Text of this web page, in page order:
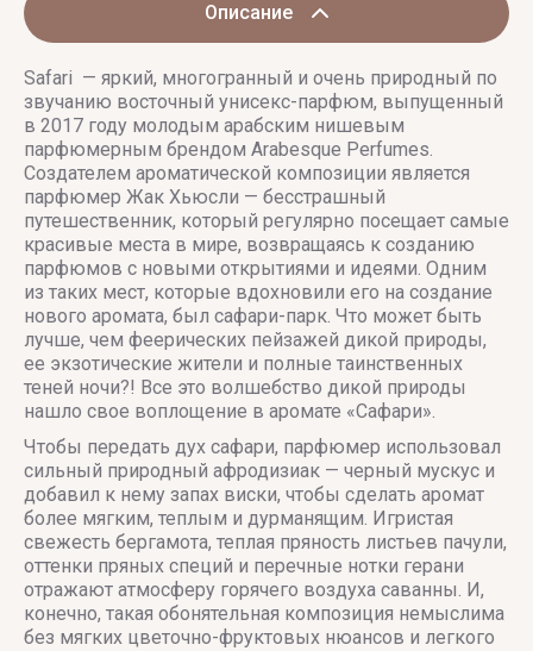
Описание
Safari — яркий, многогранный и очень природный по
звучанию восточный унисекс-парфюм, выпущенный
в 2017 году молодым арабским нишевым
парфюмерным брендом Arabesque Perfumes.
Создателем ароматической композиции является
парфюмер Жак Хьюсли — бесстрашный
путешественник, который регулярно посещает самые
красивые места в мире, возвращаясь к созданию
парфюмов с новыми открытиями и идеями. Одним
из таких мест, которые вдохновили его на создание
нового аромата, был сафари-парк. Что может быть
лучше, чем феерических пейзажей дикой природы,
ее экзотические жители и полные таинственных
теней ночи?! Все это волшебство дикой природы
нашло свое воплощение в аромате «Сафари».
Чтобы передать дух сафари, парфюмер использовал
сильный природный афродизиак — черный мускус и
добавил к нему запах виски, чтобы сделать аромат
более мягким, теплым и дурманящим. Игристая
свежесть бергамота, теплая пряность листьев пачули,
оттенки пряных специй и перечные нотки герани
отражают атмосферу горячего воздуха саванны. И,
конечно, такая обонятельная композиция немыслима
без мягких цветочно-фруктовых нюансов и легкого